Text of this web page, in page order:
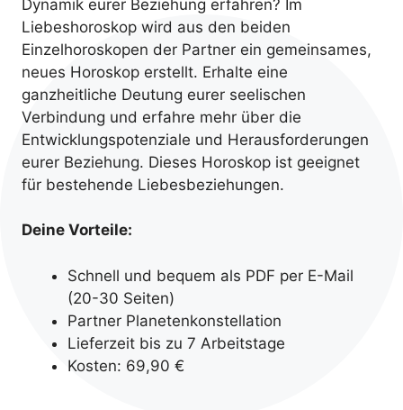
Dynamik eurer Beziehung erfahren? Im
Liebeshoroskop wird aus den beiden
Einzelhoroskopen der Partner ein gemeinsames,
neues Horoskop erstellt. Erhalte eine
ganzheitliche Deutung eurer seelischen
Verbindung und erfahre mehr über die
Entwicklungspotenziale und Herausforderungen
eurer Beziehung. Dieses Horoskop ist geeignet
für bestehende Liebesbeziehungen.
Deine Vorteile:
Schnell und bequem als PDF per E-Mail
(20-30 Seiten)
Partner Planetenkonstellation
Lieferzeit bis zu 7 Arbeitstage
Kosten: 69,90 €